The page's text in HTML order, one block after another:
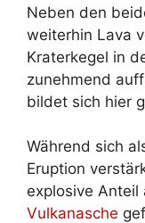
Neben den
weiterhin Lava
Kraterkegel in
zunehmend
bildet sich hier
Während sich
Eruption
explosive
Vulkanasche